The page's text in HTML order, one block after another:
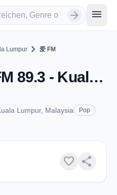
arrow_forward menu
Lumpur chevron_right 爱 FM
爱 FM - FM 89.3 - Kuala Lumpur
Lumpur, Malaysia Pop
favorite share